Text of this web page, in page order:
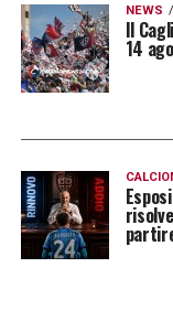
NEWS
Il
14